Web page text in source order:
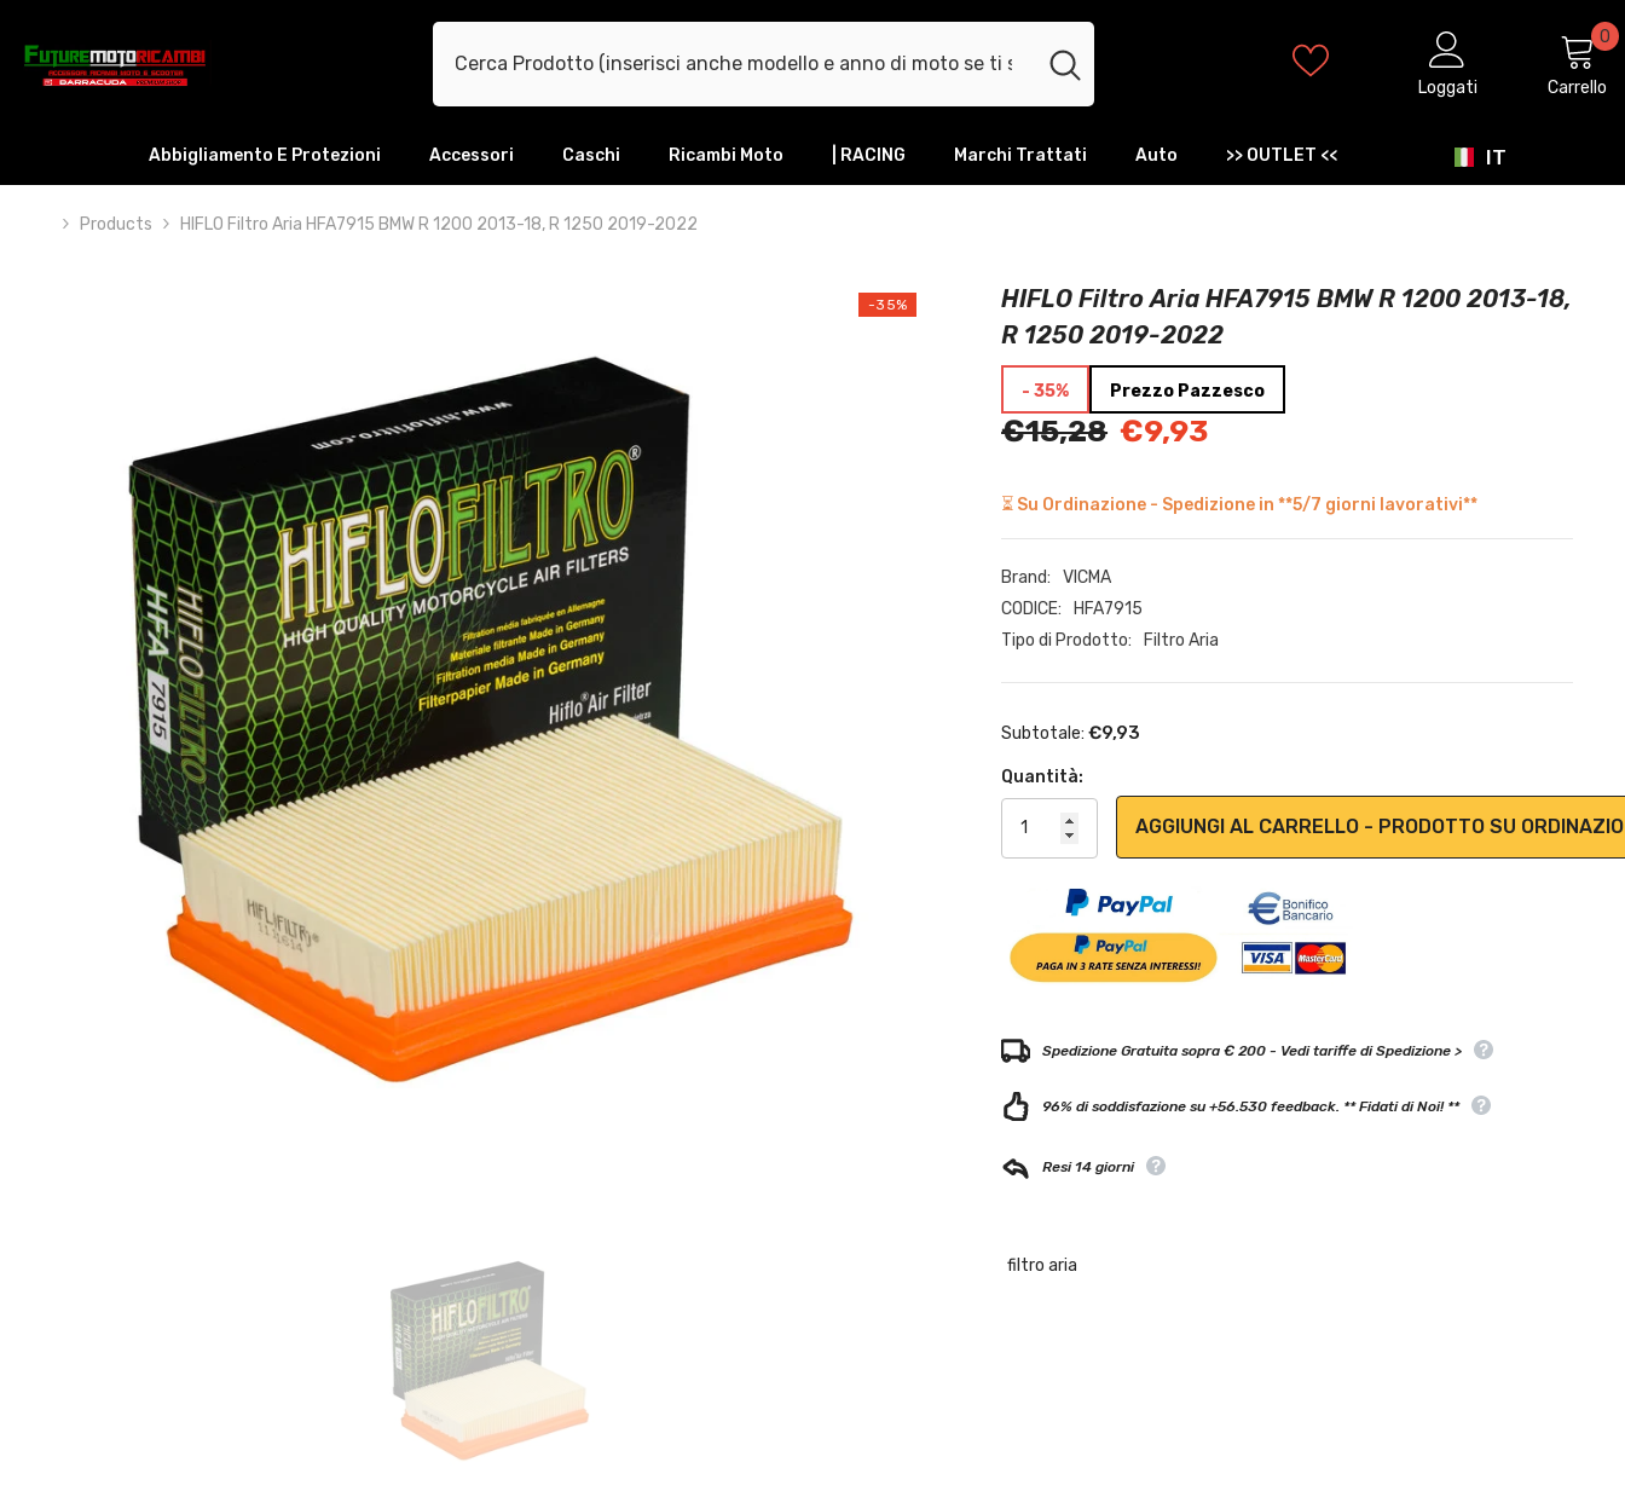
Loggati Carrello
0 0
Abbigliamento E Protezioni Accessori Caschi Ricambi Moto | RACING Marchi Trattati Auto >> OUTLET << IT
IT
Products HIFLO Filtro Aria HFA7915 BMW R 1200 2013-18, R 1250 2019-2022
-35%
HIFLO Filtro Aria HFA7915 BMW R 1200 2013-18,
R 1250 2019-2022
- 35% Prezzo Pazzesco
€15,28 €9,93
⏳ Su Ordinazione - Spedizione in **5/7 giorni lavorativi**
Brand:
VICMA
CODICE:
HFA7915
Tipo di Prodotto:
Filtro Aria
Subtotale:€9,93
Quantità:
AGGIUNGI AL CARRELLO - PRODOTTO SU
Spedizione Gratuita sopra € 200 - Vedi tariffe di Spedizione >
96% di soddisfazione su +56.530 feedback. ** Fidati di Noi! **
Resi 14 giorni
filtro aria